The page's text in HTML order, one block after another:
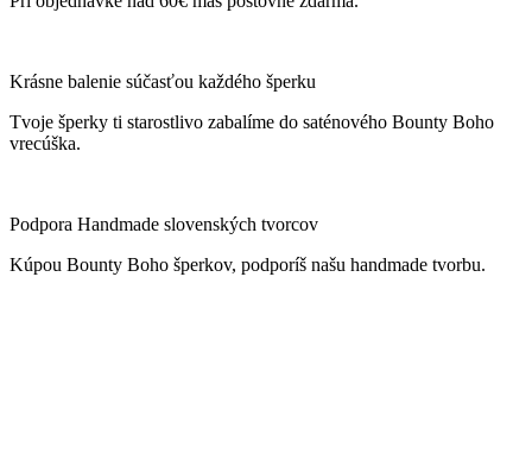
Krásne balenie súčasťou každého šperku
Tvoje šperky ti starostlivo zabalíme do saténového Bounty Boho
vrecúška.
Podpora Handmade slovenských tvorcov
Kúpou Bounty Boho šperkov, podporíš našu handmade tvorbu.